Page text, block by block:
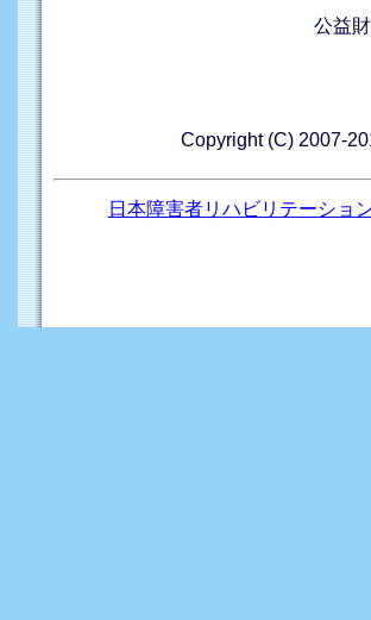
公益
Copyright (C) 2007-
日本障害者リハビリテーショ